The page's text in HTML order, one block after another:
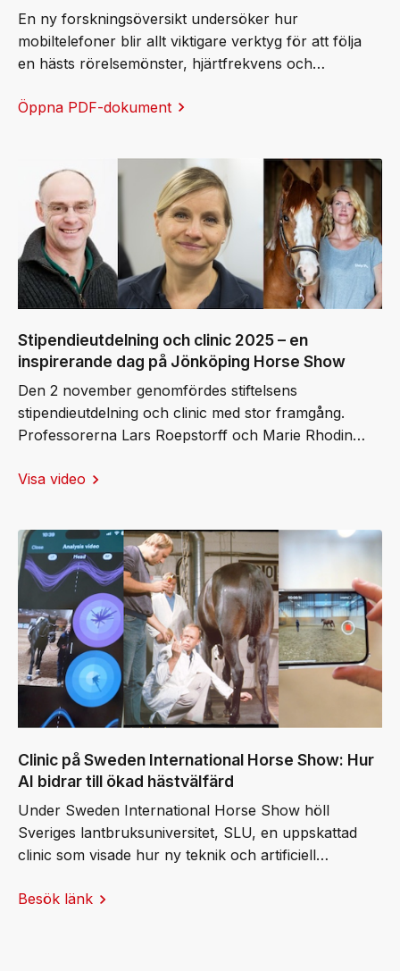
En ny forskningsöversikt undersöker hur
mobiltelefoner blir allt viktigare verktyg för att följa
en hästs rörelsemönster, hjärtfrekvens och
internationella tävlingskrav. Ett av de system som lyfts
vidare på decennier av svensk forskning inom
hästbiomekanik, som professor Ingvar Fredricson en
gång lade grunden till.
Öppna PDF-dokument
Stipendieutdelning och clinic 2025 – en
inspirerande dag på Jönköping Horse Show
Den 2 november genomfördes stiftelsens
stipendieutdelning och clinic med stor framgång.
Professorerna Lars Roepstorff och Marie Rhodin
och bjöd publiken på fascinerande
samtalet. Det blev en dag som tydligt visade hur
forskning omsätts i konkreta förbättringar för
hästens välbefinnande och prestation.
Visa video
Clinic på Sweden International Horse Show: Hur
AI bidrar till ökad hästvälfärd
Under Sweden International Horse Show höll
Sveriges lantbruksuniversitet, SLU, en uppskattad
clinic som visade hur ny teknik och artificiell
hästar. Publiken fick ta del av banbrytande svensk
Besök länk